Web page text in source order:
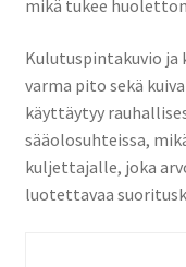
mikä tukee
Kulutuspintakuvio ja
varma pito sekä
käyttäytyy
sääolosuhteissa,
kuljettajalle, joka
luotettavaa